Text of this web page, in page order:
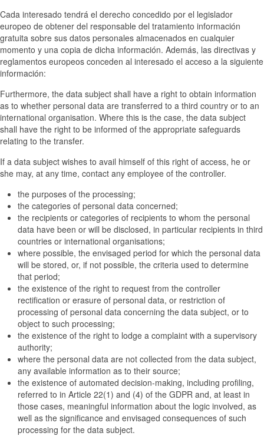
Cada interesado tendrá el derecho concedido por el legislador
europeo de obtener del responsable del tratamiento información
gratuita sobre sus datos personales almacenados en cualquier
momento y una copia de dicha información. Además, las directivas y
reglamentos europeos conceden al interesado el acceso a la siguiente
información:
Furthermore, the data subject shall have a right to obtain information
as to whether personal data are transferred to a third country or to an
international organisation. Where this is the case, the data subject
shall have the right to be informed of the appropriate safeguards
relating to the transfer.
If a data subject wishes to avail himself of this right of access, he or
she may, at any time, contact any employee of the controller.
the purposes of the processing;
the categories of personal data concerned;
the recipients or categories of recipients to whom the personal
data have been or will be disclosed, in particular recipients in third
countries or international organisations;
where possible, the envisaged period for which the personal data
will be stored, or, if not possible, the criteria used to determine
that period;
the existence of the right to request from the controller
rectification or erasure of personal data, or restriction of
processing of personal data concerning the data subject, or to
object to such processing;
the existence of the right to lodge a complaint with a supervisory
authority;
where the personal data are not collected from the data subject,
any available information as to their source;
the existence of automated decision-making, including profiling,
referred to in Article 22(1) and (4) of the GDPR and, at least in
those cases, meaningful information about the logic involved, as
well as the significance and envisaged consequences of such
processing for the data subject.